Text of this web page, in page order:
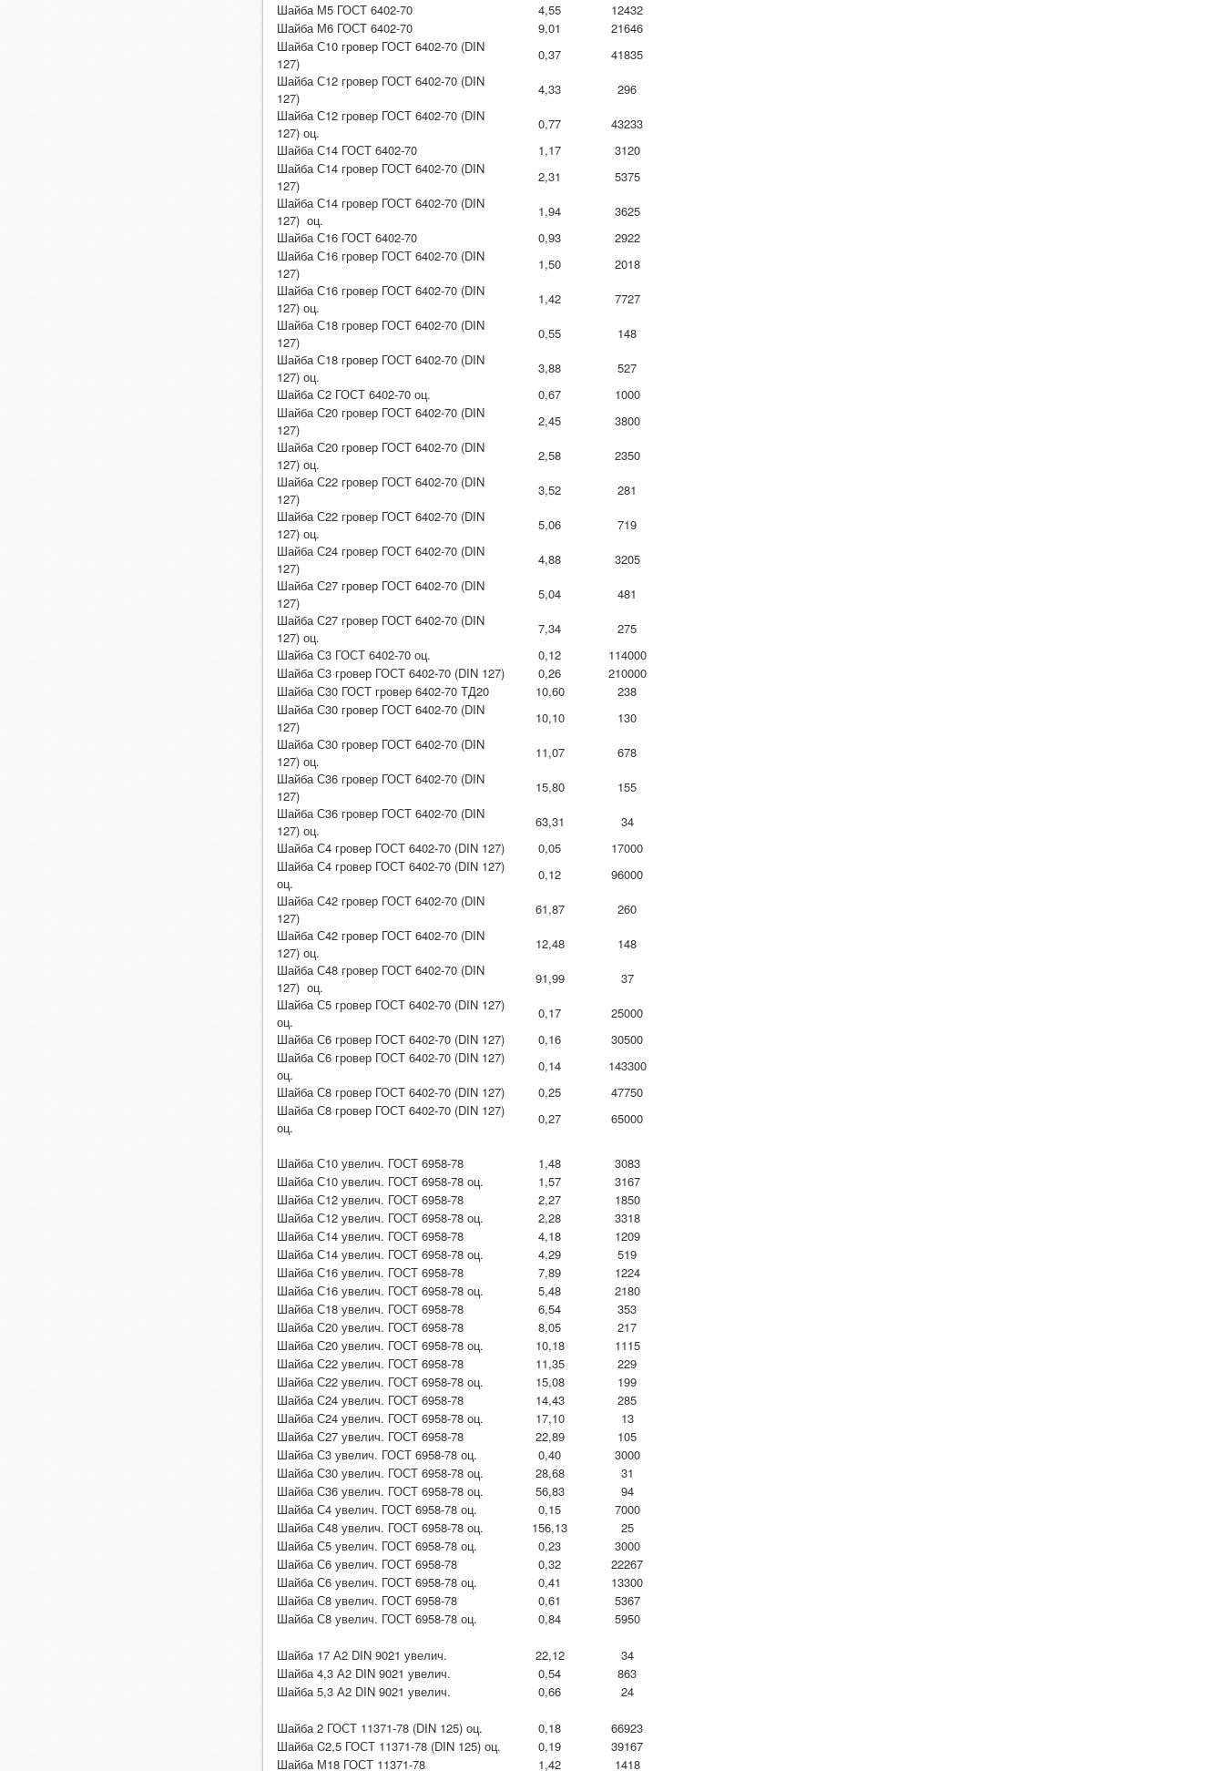
Шайба М5 ГОСТ 6402-70 4,55
12432
Шайба М6 ГОСТ 6402-70
9,01
21646
Шайба С10 гровер ГОСТ 6402-70 (DIN
127)
0,37
41835
Шайба С12 гровер ГОСТ 6402-70 (DIN
127)
4,33
296
Шайба С12 гровер ГОСТ 6402-70 (DIN
127) оц.
0,77
43233
Шайба С14 ГОСТ 6402-70
1,17
3120
Шайба С14 гровер ГОСТ 6402-70 (DIN
127)
2,31
5375
Шайба С14 гровер ГОСТ 6402-70 (DIN
127) оц.
1,94
3625
Шайба С16 ГОСТ 6402-70
0,93
2922
Шайба С16 гровер ГОСТ 6402-70 (DIN
127)
1,50
2018
Шайба С16 гровер ГОСТ 6402-70 (DIN
127) оц.
1,42
7727
Шайба С18 гровер ГОСТ 6402-70 (DIN
127)
0,55
148
Шайба С18 гровер ГОСТ 6402-70 (DIN
127) оц.
3,88
527
Шайба С2 ГОСТ 6402-70 оц.
0,67
1000
Шайба С20 гровер ГОСТ 6402-70 (DIN
127)
2,45
3800
Шайба С20 гровер ГОСТ 6402-70 (DIN
127) оц.
2,58
2350
Шайба С22 гровер ГОСТ 6402-70 (DIN
127)
3,52
281
Шайба С22 гровер ГОСТ 6402-70 (DIN
127) оц.
5,06
719
Шайба С24 гровер ГОСТ 6402-70 (DIN
127)
4,88
3205
Шайба С27 гровер ГОСТ 6402-70 (DIN
127)
5,04
481
Шайба С27 гровер ГОСТ 6402-70 (DIN
127) оц.
7,34
275
Шайба С3 ГОСТ 6402-70 оц.
0,12
114000
Шайба С3 гровер ГОСТ 6402-70 (DIN 127)
0,26
210000
Шайба С30 ГОСТ гровер 6402-70 ТД20
10,60
238
Шайба С30 гровер ГОСТ 6402-70 (DIN
127)
10,10
130
Шайба С30 гровер ГОСТ 6402-70 (DIN
127) оц.
11,07
678
Шайба С36 гровер ГОСТ 6402-70 (DIN
127)
15,80
155
Шайба С36 гровер ГОСТ 6402-70 (DIN
127) оц.
63,31
34
Шайба С4 гровер ГОСТ 6402-70 (DIN 127)
0,05
17000
Шайба С4 гровер ГОСТ 6402-70 (DIN 127)
оц.
0,12
96000
Шайба С42 гровер ГОСТ 6402-70 (DIN
127)
61,87
260
Шайба С42 гровер ГОСТ 6402-70 (DIN
127) оц.
12,48
148
Шайба С48 гровер ГОСТ 6402-70 (DIN
127) оц.
91,99
37
Шайба С5 гровер ГОСТ 6402-70 (DIN 127)
оц.
0,17
25000
Шайба С6 гровер ГОСТ 6402-70 (DIN 127)
0,16
30500
Шайба С6 гровер ГОСТ 6402-70 (DIN 127)
оц.
0,14
143300
Шайба С8 гровер ГОСТ 6402-70 (DIN 127)
0,25
47750
Шайба С8 гровер ГОСТ 6402-70 (DIN 127)
оц.
0,27 65000
Шайба С10 увелич. ГОСТ 6958-78 1,48
3083
Шайба С10 увелич. ГОСТ 6958-78 оц.
1,57
3167
Шайба С12 увелич. ГОСТ 6958-78
2,27
1850
Шайба С12 увелич. ГОСТ 6958-78 оц.
2,28
3318
Шайба С14 увелич. ГОСТ 6958-78
4,18
1209
Шайба С14 увелич. ГОСТ 6958-78 оц.
4,29
519
Шайба С16 увелич. ГОСТ 6958-78
7,89
1224
Шайба С16 увелич. ГОСТ 6958-78 оц.
5,48
2180
Шайба С18 увелич. ГОСТ 6958-78
6,54
353
Шайба С20 увелич. ГОСТ 6958-78
8,05
217
Шайба С20 увелич. ГОСТ 6958-78 оц.
10,18
1115
Шайба С22 увелич. ГОСТ 6958-78
11,35
229
Шайба С22 увелич. ГОСТ 6958-78 оц.
15,08
199
Шайба С24 увелич. ГОСТ 6958-78
14,43
285
Шайба С24 увелич. ГОСТ 6958-78 оц.
17,10
13
Шайба С27 увелич. ГОСТ 6958-78
22,89
105
Шайба С3 увелич. ГОСТ 6958-78 оц.
0,40
3000
Шайба С30 увелич. ГОСТ 6958-78 оц.
28,68
31
Шайба С36 увелич. ГОСТ 6958-78 оц.
56,83
94
Шайба С4 увелич. ГОСТ 6958-78 оц.
0,15
7000
Шайба С48 увелич. ГОСТ 6958-78 оц.
156,13
25
Шайба С5 увелич. ГОСТ 6958-78 оц.
0,23
3000
Шайба С6 увелич. ГОСТ 6958-78
0,32
22267
Шайба С6 увелич. ГОСТ 6958-78 оц.
0,41
13300
Шайба С8 увелич. ГОСТ 6958-78
0,61
5367
Шайба С8 увелич. ГОСТ 6958-78 оц.
0,84 5950
Шайба 17 А2 DIN 9021 увелич. 22,12
34
Шайба 4,3 А2 DIN 9021 увелич.
0,54
863
Шайба 5,3 А2 DIN 9021 увелич.
0,66 24
Шайба 2 ГОСТ 11371-78 (DIN 125) оц. 0,18
66923
Шайба C2,5 ГОСТ 11371-78 (DIN 125) оц.
0,19
39167
Шайба М18 ГОСТ 11371-78
1,42 1418